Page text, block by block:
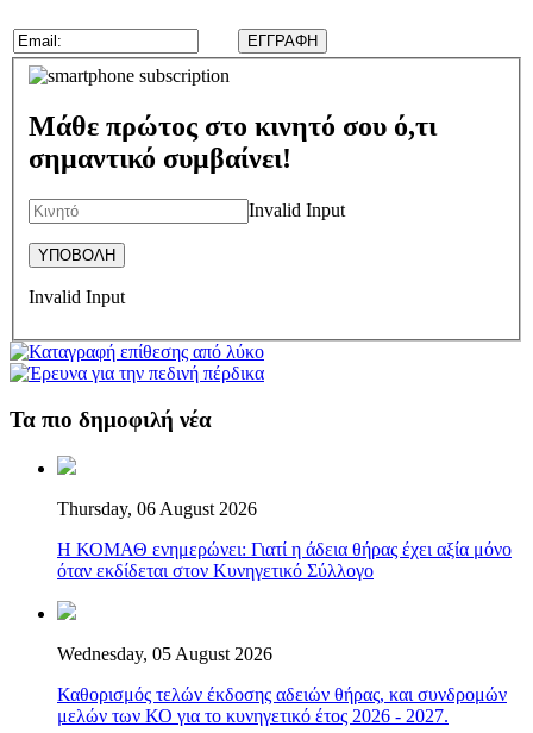
Μάθε πρώτος στο κινητό σου ό,τι
σημαντικό συμβαίνει!
Invalid Input
Invalid Input
Τα πιο δημοφιλή νέα
Thursday, 06 August 2026
Η ΚΟΜΑΘ ενημερώνει: Γιατί η άδεια θήρας έχει αξία μόνο
όταν εκδίδεται στον Κυνηγετικό Σύλλογο
Wednesday, 05 August 2026
Καθορισμός τελών έκδοσης αδειών θήρας, και συνδρομών
μελών των ΚΟ για το κυνηγετικό έτος 2026 - 2027.